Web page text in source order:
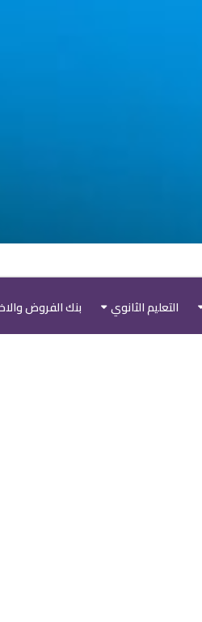
التعليم الثانوي بنك الفروض